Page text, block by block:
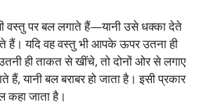
वस्तु पर बल लगाते हैं—यानी उसे धक्का देते
हैं। यदि वह वस्तु भी आपके ऊपर उतना ही
ही ताकत से खींचे, तो दोनों ओर से लगाए
हैं, यानी बल बराबर हो जाता है। इसी प्रकार
जाता है।